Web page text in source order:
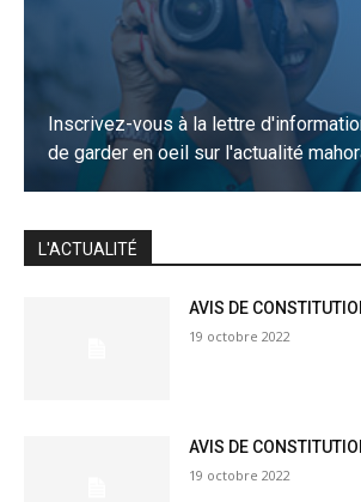
Inscrivez-vous à la lettre
de garder en oeil sur l'actualité
JE M'INSCRIS
L'ACTUALITÉ
AVIS DE
19 octobre 2022
AVIS DE
19 octobre 2022